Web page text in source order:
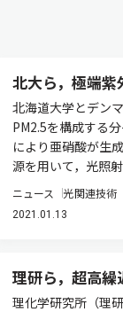
北大ら，極端
北海道大学とデン
PM2.5を構成する
により亜硝酸が生
源を用いて，光照
ニュース 光関連技術
2021.01.13
理研ら，超高
理化学研究所（理